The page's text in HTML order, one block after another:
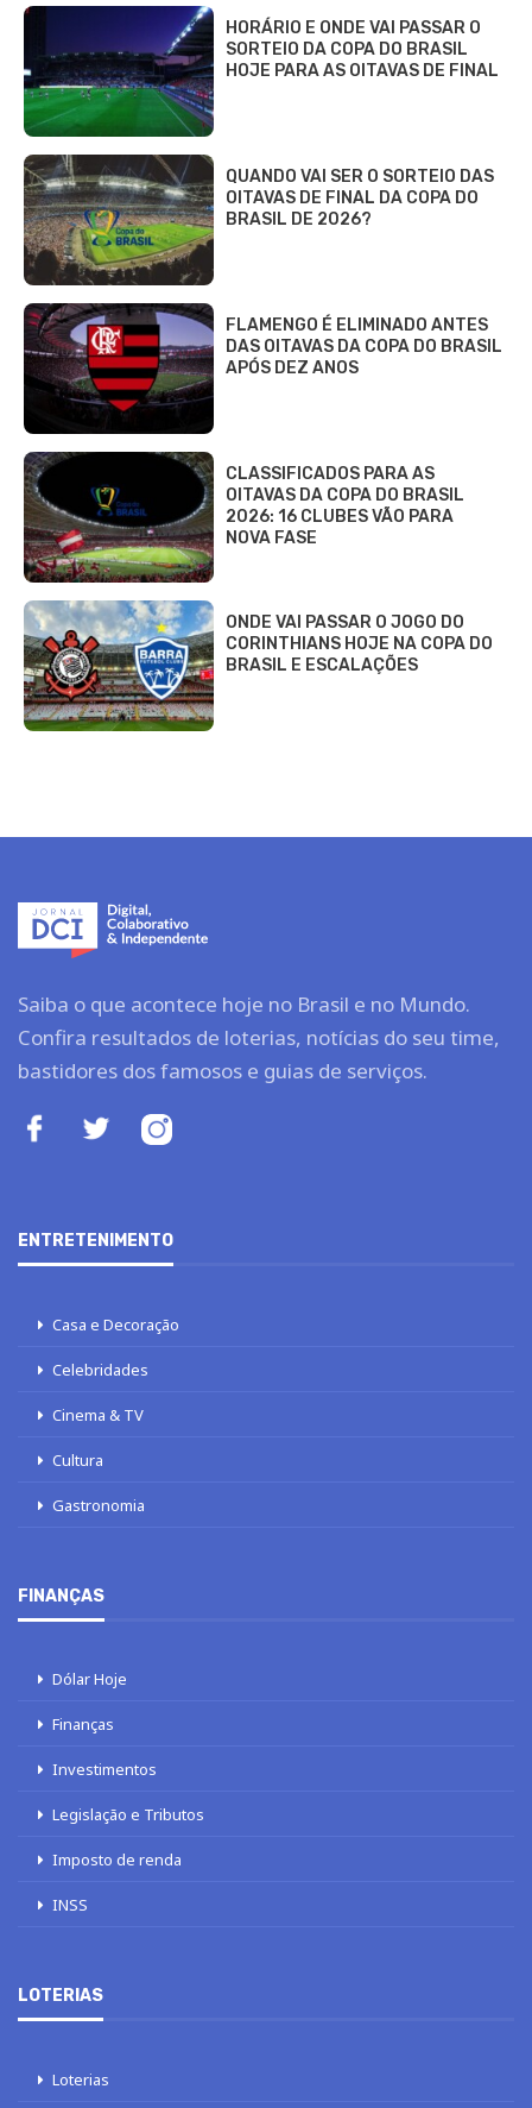
HORÁRIO E ONDE VAI PASSAR O
SORTEIO DA COPA DO BRASIL
HOJE PARA AS OITAVAS DE FINAL
QUANDO VAI SER O SORTEIO DAS
OITAVAS DE FINAL DA COPA DO
BRASIL DE 2026?
FLAMENGO É ELIMINADO ANTES
DAS OITAVAS DA COPA DO BRASIL
APÓS DEZ ANOS
CLASSIFICADOS PARA AS
OITAVAS DA COPA DO BRASIL
2026: 16 CLUBES VÃO PARA
NOVA FASE
ONDE VAI PASSAR O JOGO DO
CORINTHIANS HOJE NA COPA DO
BRASIL E ESCALAÇÕES
Saiba o que acontece hoje no Brasil e no Mundo.
Confira resultados de loterias, notícias do seu time,
bastidores dos famosos e guias de serviços.
ENTRETENIMENTO
Casa e Decoração
Celebridades
Cinema & TV
Cultura
Gastronomia
FINANÇAS
Dólar Hoje
Finanças
Investimentos
Legislação e Tributos
Imposto de renda
INSS
LOTERIAS
Loterias